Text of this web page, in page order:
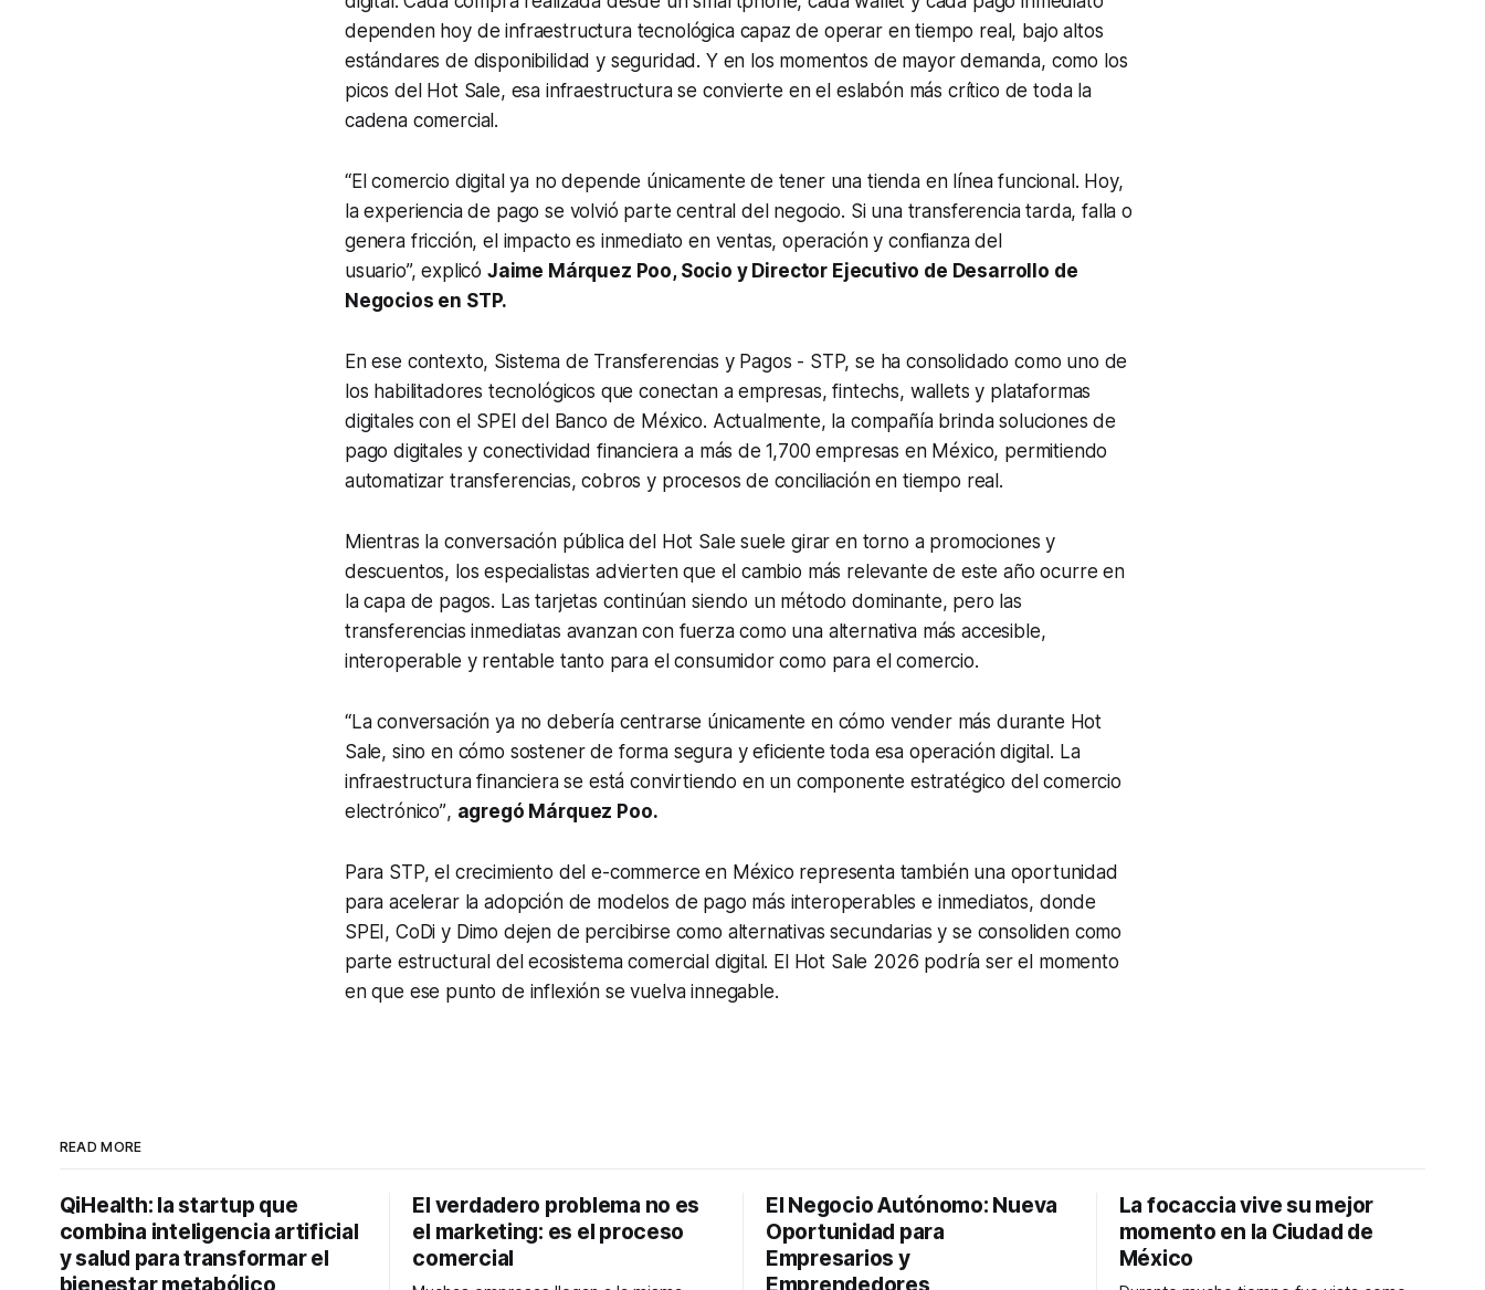
dependen hoy de infraestructura tecnológica capaz de operar en tiempo real, bajo altos
estándares de disponibilidad y seguridad. Y en los momentos de mayor demanda, como los
picos del Hot Sale, esa infraestructura se convierte en el eslabón más crítico de toda la
cadena comercial.
“El comercio digital ya no depende únicamente de tener una tienda en línea funcional. Hoy,
la experiencia de pago se volvió parte central del negocio. Si una transferencia tarda, falla o
genera fricción, el impacto es inmediato en ventas, operación y confianza del
usuario”, explicó Jaime Márquez Poo, Socio y Director Ejecutivo de Desarrollo de
Negocios en STP.
En ese contexto, Sistema de Transferencias y Pagos - STP, se ha consolidado como uno de
los habilitadores tecnológicos que conectan a empresas, fintechs, wallets y plataformas
digitales con el SPEI del Banco de México. Actualmente, la compañía brinda soluciones de
pago digitales y conectividad financiera a más de 1,700 empresas en México, permitiendo
automatizar transferencias, cobros y procesos de conciliación en tiempo real.
Mientras la conversación pública del Hot Sale suele girar en torno a promociones y
descuentos, los especialistas advierten que el cambio más relevante de este año ocurre en
la capa de pagos. Las tarjetas continúan siendo un método dominante, pero las
transferencias inmediatas avanzan con fuerza como una alternativa más accesible,
interoperable y rentable tanto para el consumidor como para el comercio.
“La conversación ya no debería centrarse únicamente en cómo vender más durante Hot
Sale, sino en cómo sostener de forma segura y eficiente toda esa operación digital. La
infraestructura financiera se está convirtiendo en un componente estratégico del comercio
electrónico”, agregó Márquez Poo.
Para STP, el crecimiento del e-commerce en México representa también una oportunidad
para acelerar la adopción de modelos de pago más interoperables e inmediatos, donde
SPEI, CoDi y Dimo dejen de percibirse como alternativas secundarias y se consoliden como
parte estructural del ecosistema comercial digital. El Hot Sale 2026 podría ser el momento
en que ese punto de inflexión se vuelva innegable.
READ MORE
QiHealth: la startup que
combina inteligencia artificial
y salud para transformar el
El verdadero problema no es
el marketing: es el proceso
comercial
El Negocio Autónomo: Nueva
Oportunidad para
Empresarios y
La focaccia vive su mejor
momento en la Ciudad de
México